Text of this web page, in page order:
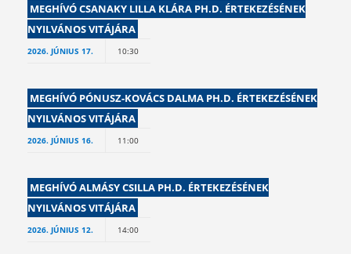
MEGHÍVÓ CSANAKY LILLA KLÁRA PH.D. ÉRTEKEZÉSÉNEK
NYILVÁNOS VITÁJÁRA
2026. JÚNIUS 17. 10:30
MEGHÍVÓ PÓNUSZ-KOVÁCS DALMA PH.D. ÉRTEKEZÉSÉNEK
NYILVÁNOS VITÁJÁRA
2026. JÚNIUS 16. 11:00
MEGHÍVÓ ALMÁSY CSILLA PH.D. ÉRTEKEZÉSÉNEK
NYILVÁNOS VITÁJÁRA
2026. JÚNIUS 12. 14:00